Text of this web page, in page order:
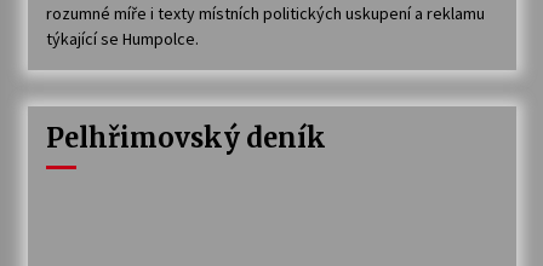
rozumné míře i texty místních politických uskupení a reklamu
týkající se Humpolce.
Pelhřimovský deník